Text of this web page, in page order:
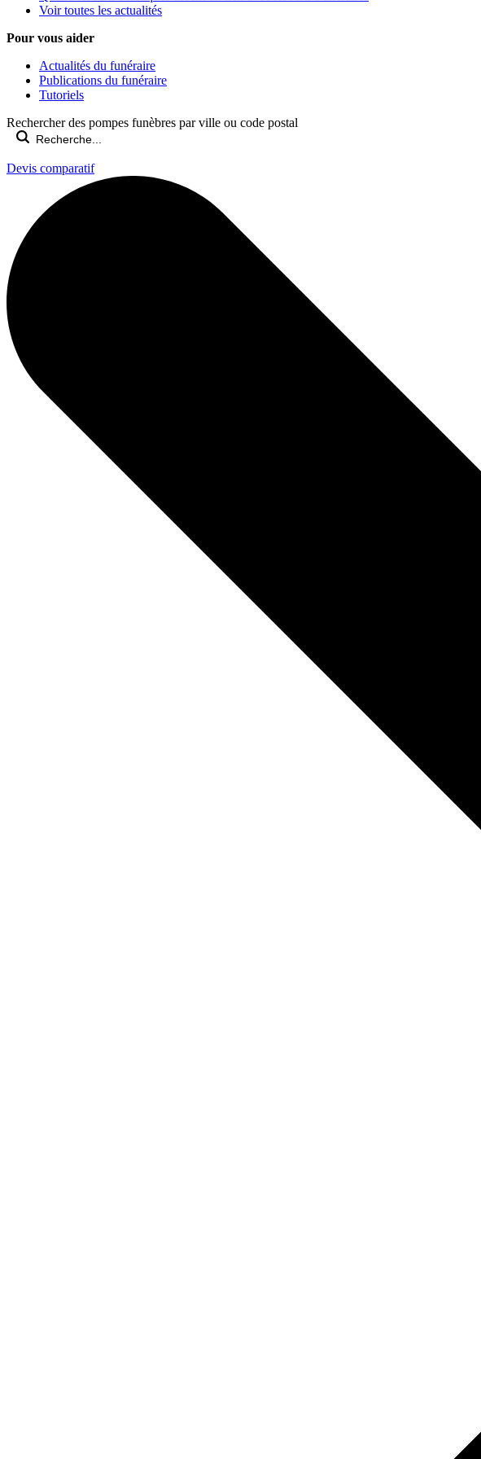
Voir toutes les actualités
Pour vous aider
Actualités du funéraire
Publications du funéraire
Tutoriels
Rechercher des pompes funèbres par ville ou code postal
Devis comparatif